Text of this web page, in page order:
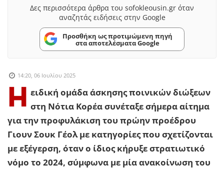
Δες περισσότερα άρθρα του sofokleousin.gr όταν
αναζητάς ειδήσεις στην Google
Προσθήκη ως προτιμώμενη πηγή
στα αποτελέσματα Google
14:20, 06 Ιουλίου 2025
Η
ειδική ομάδα άσκησης ποινικών διώξεων
στη Νότια Κορέα συνέταξε σήμερα αίτημα
για την προφυλάκιση του πρώην προέδρου
Γιουν Σουκ Γέολ με κατηγορίες που σχετίζονται
με εξέγερση, όταν ο ίδιος κήρυξε στρατιωτικό
νόμο το 2024, σύμφωνα με μία ανακοίνωση του